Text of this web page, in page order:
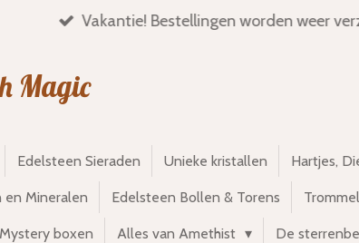
Vakantie! Bestellingen worden weer
Magic
Edelsteen Sieraden Unieke kristallen Hartjes,
en Mineralen Edelsteen Bollen & Torens
boxen Alles van Amethist De